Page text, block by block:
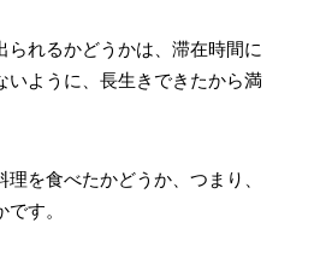
られるかどうかは、滞在時間に
いように、長生きできたから満
を食べたかどうか、つまり、
す。